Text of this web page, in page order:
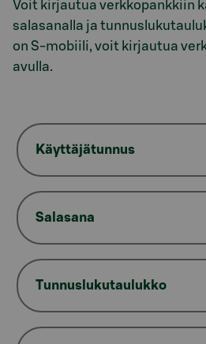
Voit kirjautua verkkopankkiin
salasanalla ja
on S-mobiili, voit kirjautua
avulla.
Käyttäjätunnus
Salasana
Tunnuslukutaulukko